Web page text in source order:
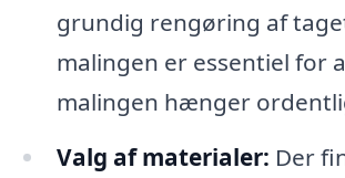
grundig rengøring af
malingen er essentiel for
malingen hænger
Valg af materialer: Der